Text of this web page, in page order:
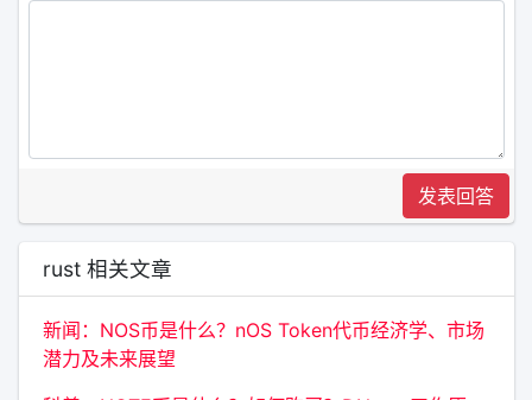
发表回答
rust 相关文章
新闻：NOS币是什么？nOS Token代币经济学、市场
潜力及未来展望